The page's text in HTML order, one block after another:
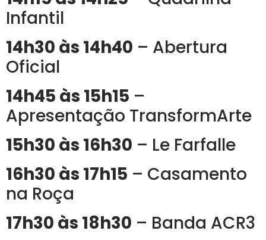
Infantil
14h30 às 14h40 – Abertura
Oficial
14h45 às 15h15 –
Apresentação TransformArte
15h30 às 16h30 – Le Farfalle
16h30 às 17h15 – Casamento
na Roça
17h30 às 18h30 – Banda ACR3